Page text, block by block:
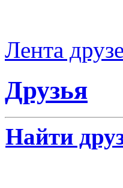
Лента
Друзья
Найти